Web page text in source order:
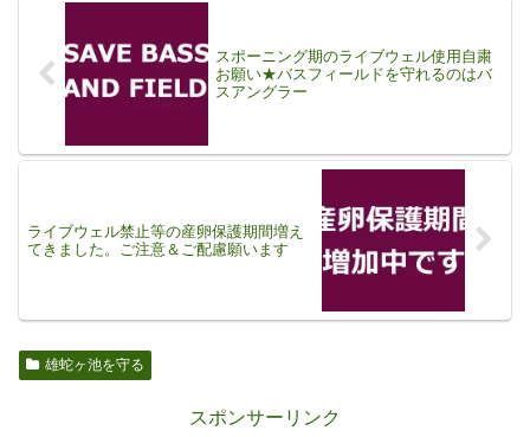
スポーニング期のライブウェル使用自粛
お願い★バスフィールドを守れるのはバ
スアングラー
ライブウェル禁止等の産卵保護期間増え
てきました。ご注意＆ご配慮願います
雄蛇ヶ池を守る
スポンサーリンク